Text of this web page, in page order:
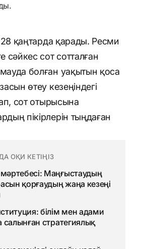
28 қаңтарда қарады. Ресми
сәйкес сот сотталған
болған уақытын қоса
өтеу кезеңіндегі
сот отырысына
пікірлерін тыңдаған
ОҚИ КЕТІҢІЗ
Маңғыстаудың
қорғаудың жаңа кезеңі
білім мен адами
салынған стратегиялық